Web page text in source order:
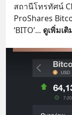
สถานีโทรทัศน์
ProShares
‘BITO’... ดูเพิ่มเติ